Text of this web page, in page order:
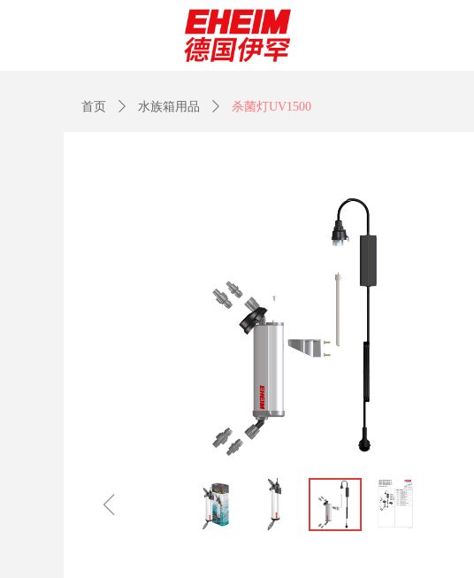
首页 ꄲ 水族箱用品 ꄲ 杀菌灯UV1500
ꁆ